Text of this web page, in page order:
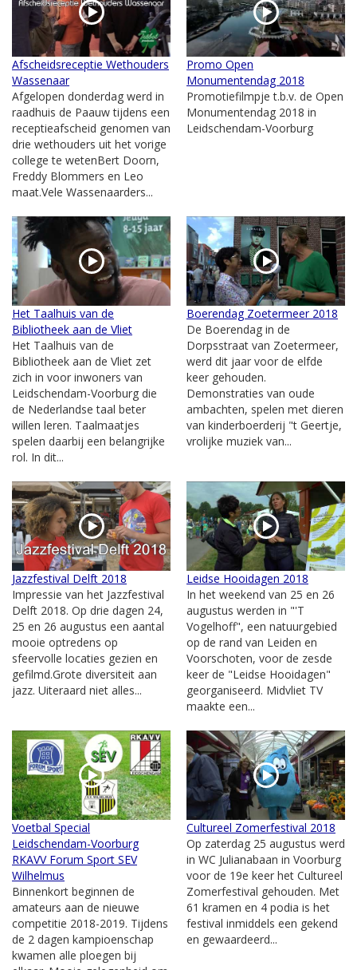
Afscheidsreceptie Wethouders
Wassenaar
Afgelopen donderdag werd in
raadhuis de Paauw tijdens een
receptieafscheid genomen van
drie wethouders uit het vorige
college te wetenBert Doorn,
Freddy Blommers en Leo
maat.Vele Wassenaarders...
Promo Open
Monumentendag 2018
Promotiefilmpje t.b.v. de Open
Monumentendag 2018 in
Leidschendam-Voorburg
Het Taalhuis van de
Bibliotheek aan de Vliet
Het Taalhuis van de
Bibliotheek aan de Vliet zet
zich in voor inwoners van
Leidschendam-Voorburg die
de Nederlandse taal beter
willen leren. Taalmaatjes
spelen daarbij een belangrijke
rol. In dit...
Boerendag Zoetermeer 2018
De Boerendag in de
Dorpsstraat van Zoetermeer,
werd dit jaar voor de elfde
keer gehouden.
Demonstraties van oude
ambachten, spelen met dieren
van kinderboerderij "t Geertje,
vrolijke muziek van...
Jazzfestival Delft 2018
Impressie van het Jazzfestival
Delft 2018. Op drie dagen 24,
25 en 26 augustus een aantal
mooie optredens op
sfeervolle locaties gezien en
gefilmd.Grote diversiteit aan
jazz. Uiteraard niet alles...
Leidse Hooidagen 2018
In het weekend van 25 en 26
augustus werden in "'T
Vogelhoff", een natuurgebied
op de rand van Leiden en
Voorschoten, voor de zesde
keer de "Leidse Hooidagen"
georganiseerd. Midvliet TV
maakte een...
Voetbal Special
Leidschendam-Voorburg
RKAVV Forum Sport SEV
Wilhelmus
Binnenkort beginnen de
amateurs aan de nieuwe
competitie 2018-2019. Tijdens
de 2 dagen kampioenschap
kwamen alle ploegen bij
Cultureel Zomerfestival 2018
Op zaterdag 25 augustus werd
in WC Julianabaan in Voorburg
voor de 19e keer het Cultureel
Zomerfestival gehouden. Met
61 kramen en 4 podia is het
festival inmiddels een gekend
en gewaardeerd...